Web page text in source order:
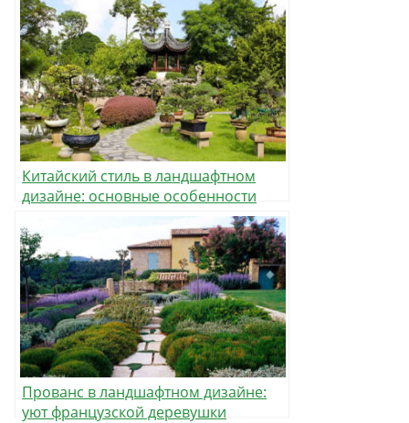
Китайский стиль в ландшафтном
дизайне: основные особенности
Прованс в ландшафтном дизайне:
уют французской деревушки